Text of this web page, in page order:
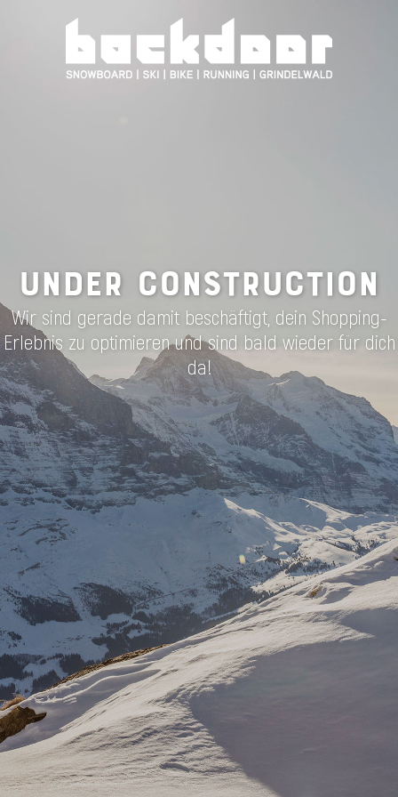
UNDER CONSTRUCTION
Wir sind gerade damit beschäftigt, dein Shopping-
Erlebnis zu optimieren und sind bald wieder für dich
da!